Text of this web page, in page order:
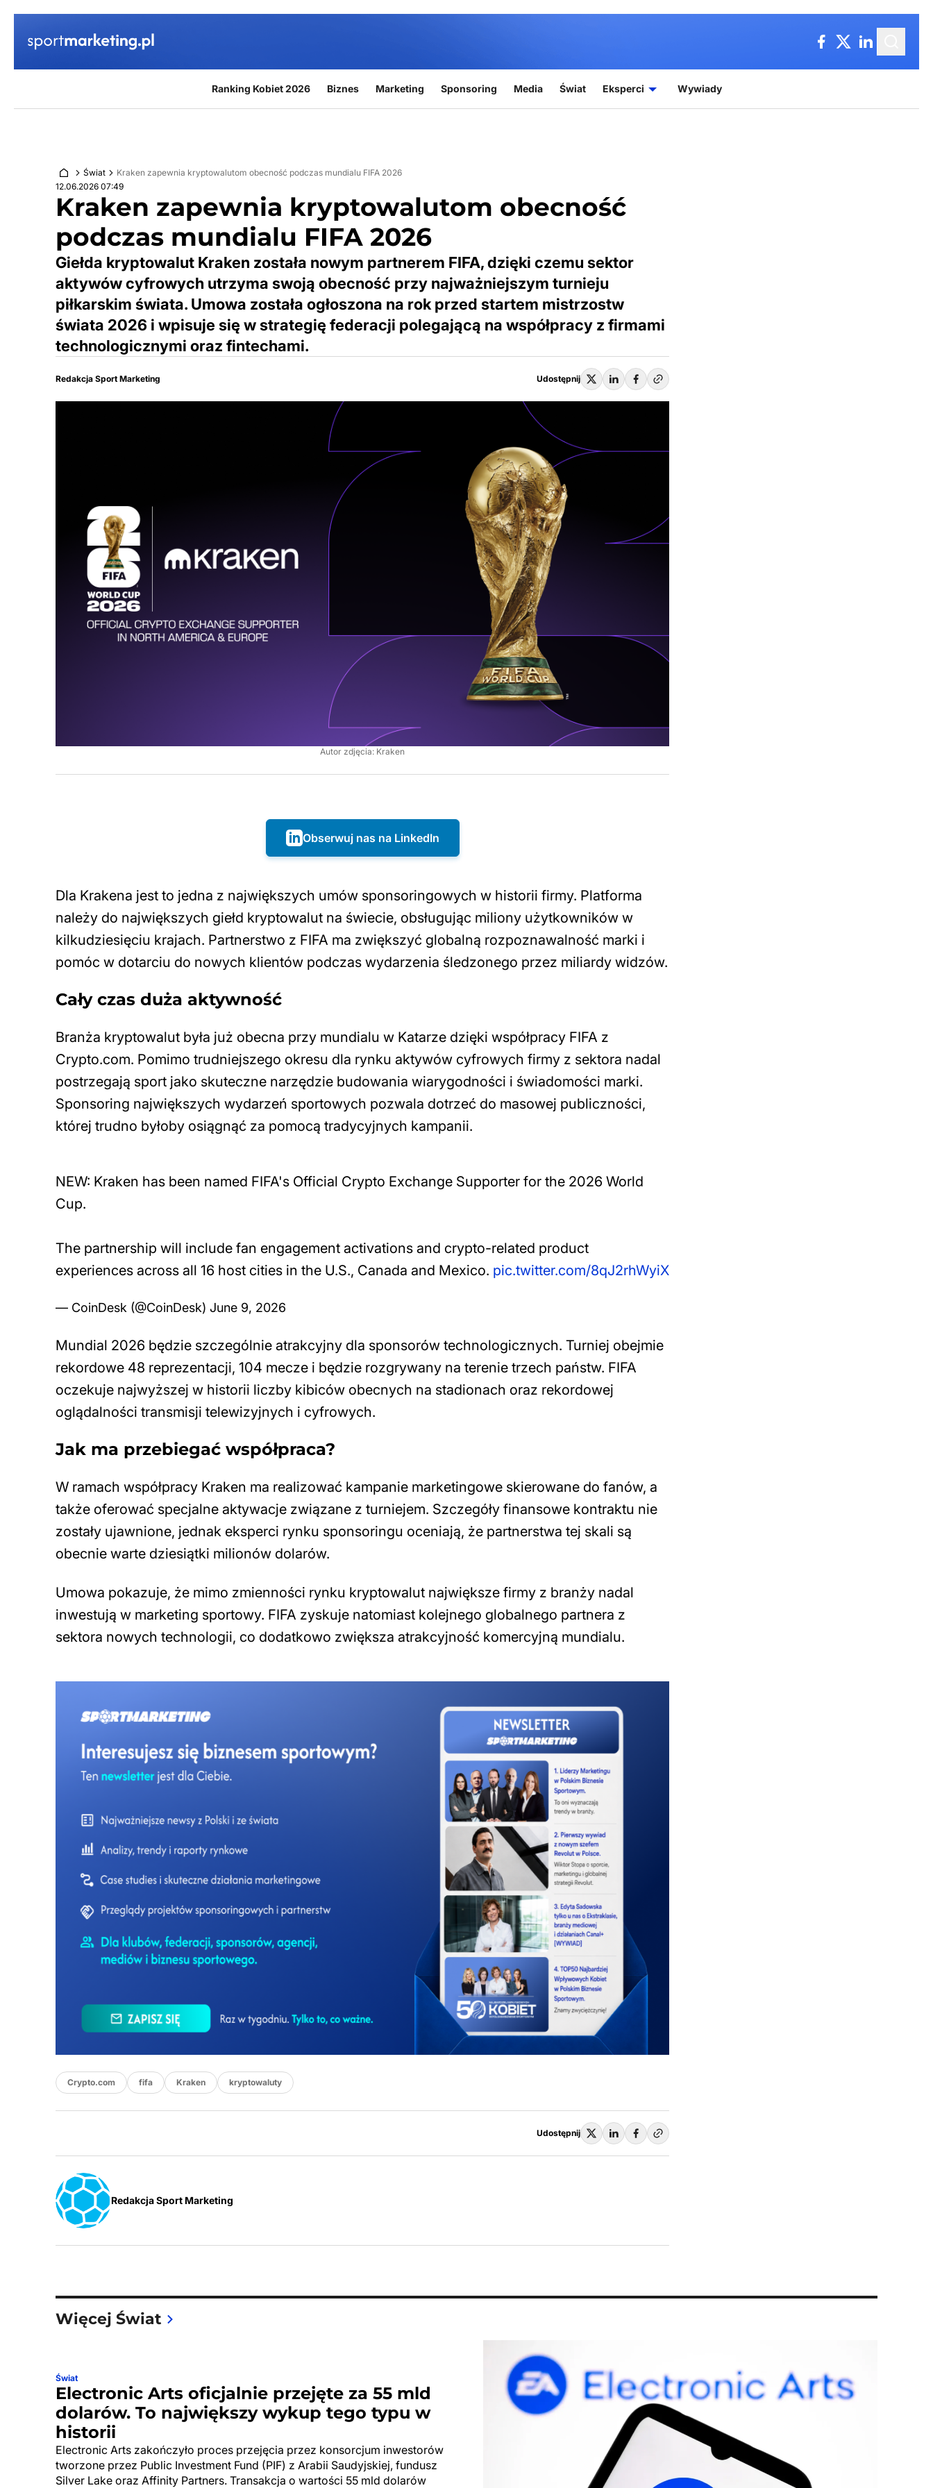
Ranking Kobiet 2026 Biznes Marketing Sponsoring Media Świat Eksperci Wywiady
Świat
Kraken zapewnia kryptowalutom obecność podczas mundialu FIFA 2026
12.06.2026 07:49
Kraken zapewnia kryptowalutom obecność
podczas mundialu FIFA 2026
Giełda kryptowalut Kraken została nowym partnerem FIFA, dzięki czemu sektor
aktywów cyfrowych utrzyma swoją obecność przy najważniejszym turnieju
piłkarskim świata. Umowa została ogłoszona na rok przed startem mistrzostw
świata 2026 i wpisuje się w strategię federacji polegającą na współpracy z firmami
technologicznymi oraz fintechami.
Redakcja Sport Marketing Udostępnij
Autor zdjęcia: Kraken
Obserwuj nas na LinkedIn
Dla Krakena jest to jedna z największych umów sponsoringowych w historii firmy. Platforma
należy do największych giełd kryptowalut na świecie, obsługując miliony użytkowników w
kilkudziesięciu krajach. Partnerstwo z FIFA ma zwiększyć globalną rozpoznawalność marki i
pomóc w dotarciu do nowych klientów podczas wydarzenia śledzonego przez miliardy widzów.
Cały czas duża aktywność
Branża kryptowalut była już obecna przy mundialu w Katarze dzięki współpracy FIFA z
Crypto.com. Pomimo trudniejszego okresu dla rynku aktywów cyfrowych firmy z sektora nadal
postrzegają sport jako skuteczne narzędzie budowania wiarygodności i świadomości marki.
Sponsoring największych wydarzeń sportowych pozwala dotrzeć do masowej publiczności,
której trudno byłoby osiągnąć za pomocą tradycyjnych kampanii.
NEW: Kraken has been named FIFA's Official Crypto Exchange Supporter for the 2026 World
Cup.
The partnership will include fan engagement activations and crypto-related product
experiences across all 16 host cities in the U.S., Canada and Mexico. pic.twitter.com/8qJ2rhWyiX
— CoinDesk (@CoinDesk) June 9, 2026
Mundial 2026 będzie szczególnie atrakcyjny dla sponsorów technologicznych. Turniej obejmie
rekordowe 48 reprezentacji, 104 mecze i będzie rozgrywany na terenie trzech państw. FIFA
oczekuje najwyższej w historii liczby kibiców obecnych na stadionach oraz rekordowej
oglądalności transmisji telewizyjnych i cyfrowych.
Jak ma przebiegać współpraca?
W ramach współpracy Kraken ma realizować kampanie marketingowe skierowane do fanów, a
także oferować specjalne aktywacje związane z turniejem. Szczegóły finansowe kontraktu nie
zostały ujawnione, jednak eksperci rynku sponsoringu oceniają, że partnerstwa tej skali są
obecnie warte dziesiątki milionów dolarów.
Umowa pokazuje, że mimo zmienności rynku kryptowalut największe firmy z branży nadal
inwestują w marketing sportowy. FIFA zyskuje natomiast kolejnego globalnego partnera z
sektora nowych technologii, co dodatkowo zwiększa atrakcyjność komercyjną mundialu.
Crypto.com fifa Kraken kryptowaluty
Udostępnij
Redakcja Sport Marketing
Więcej Świat
Świat
Electronic Arts oficjalnie przejęte za 55 mld
dolarów. To największy wykup tego typu w
historii
Electronic Arts zakończyło proces przejęcia przez konsorcjum inwestorów
tworzone przez Public Investment Fund (PIF) z Arabii Saudyjskiej, fundusz
Silver Lake oraz Affinity Partners. Transakcja o wartości 55 mld dolarów